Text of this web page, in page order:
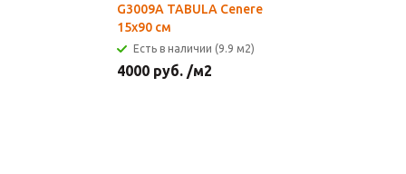
G3009A TABULA Cenere
15х90 см
Есть в наличии (9.9 м2)
4000 руб. /м2